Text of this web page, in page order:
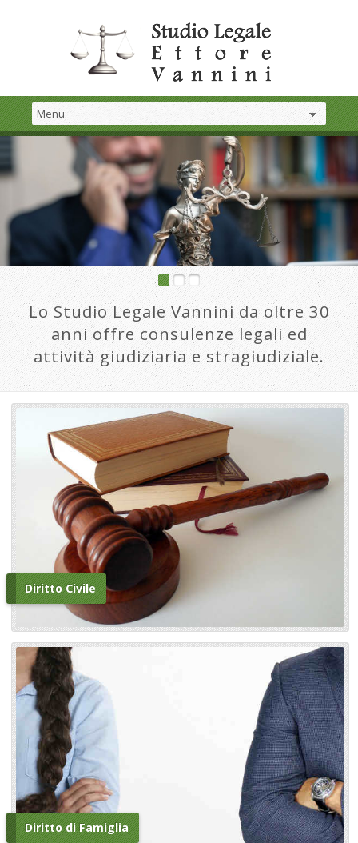
Lo Studio Legale Vannini da oltre 30
anni offre consulenze legali ed
attività giudiziaria e stragiudiziale.
Diritto Civile
Diritto di Famiglia